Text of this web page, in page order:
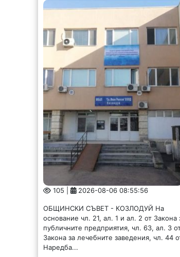
105 | 2026-08-06 08:55:56
ОБЩИНСКИ СЪВЕТ - КОЗЛОДУЙ На
основание чл. 21, ал. 1 и ал. 2 от Закона
публичните предприятия, чл. 63, ал. 3
Закона за лечебните заведения, чл. 44
Наредба...